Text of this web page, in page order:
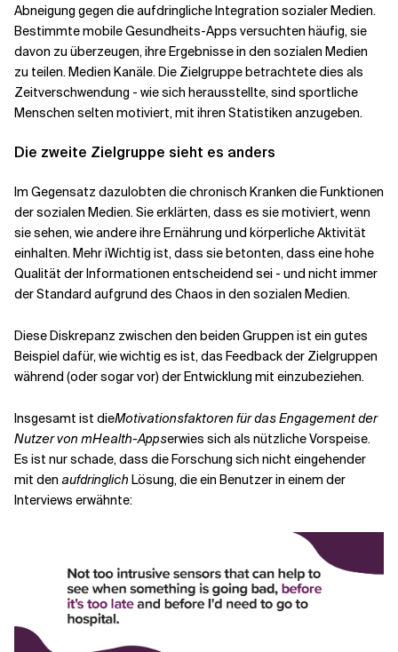
Abneigung gegen die aufdringliche Integration sozialer Medien.
Bestimmte mobile Gesundheits-Apps versuchten häufig, sie
davon zu überzeugen, ihre Ergebnisse in den sozialen Medien
zu teilen. Medien Kanäle. Die Zielgruppe betrachtete dies als
Zeitverschwendung - wie sich herausstellte, sind sportliche
Menschen selten motiviert, mit ihren Statistiken anzugeben.
Die zweite Zielgruppe sieht es anders
Im Gegensatz dazulobten die chronisch Kranken die Funktionen
der sozialen Medien. Sie erklärten, dass es sie motiviert, wenn
sie sehen, wie andere ihre Ernährung und körperliche Aktivität
einhalten. MehriWichtig ist, dass siebetonten, dass eine hohe
Qualität der Informationen entscheidend sei - und nicht immer
derStandard aufgrund des Chaos in den sozialen Medien.
Diese Diskrepanz zwischen den beiden Gruppen ist ein gutes
Beispiel dafür, wie wichtig es ist, das Feedback der Zielgruppen
während (oder sogar vor) der Entwicklung mit einzubeziehen.
Insgesamt ist dieMotivationsfaktoren für das Engagement der
Nutzer von mHealth-Appserwies sich als nützliche Vorspeise.
Es ist nur schade, dass die Forschung sich nicht eingehender
mit den aufdringlich Lösung, die ein Benutzer in einem der
Interviews erwähnte: